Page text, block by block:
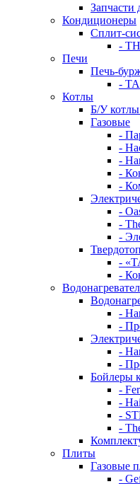
Запчасти
Кондиционеры
Сплит-
-
Печи
Печь-
-
Котлы
Б/У котлы
Газовые
-
-
-
-
-
-
-
-
-
-
-
-
-
-
Бойлеры
-
-
-
-
Плиты
Газовые
-